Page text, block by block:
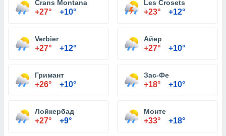
Crans Montana
+27° +10°
Les Crosets
+23° +12°
Verbier
+27° +12°
Айер
+27° +10°
Гримант
+26° +10°
Зас-Фе
+18° +10°
Лойкербад
+27° +9°
Монте
+33° +18°